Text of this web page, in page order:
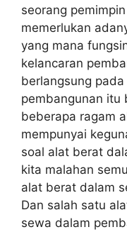
seorang
memerlukan
yang mana
kelancaran
berlangsung
pembangunan itu
beberapa ragam
mempunyai
soal alat berat
kita malahan
alat berat dalam
Dan salah satu
sewa dalam